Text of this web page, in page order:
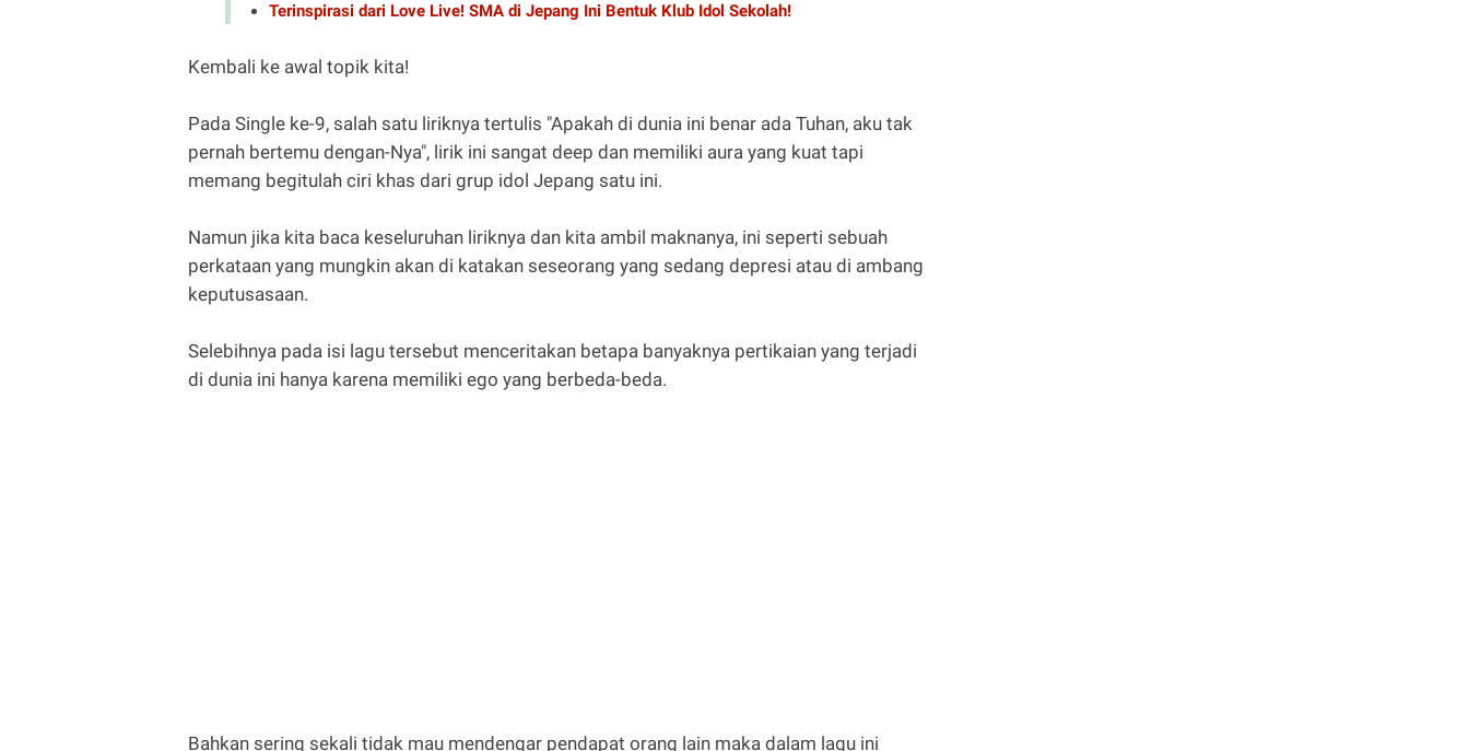
Terinspirasi dari Love Live! SMA di Jepang Ini Bentuk Klub Idol Sekolah!
Kembali ke awal topik kita!
Pada Single ke-9, salah satu liriknya tertulis "Apakah di dunia ini benar ada Tuhan, aku tak
pernah bertemu dengan-Nya", lirik ini sangat deep dan memiliki aura yang kuat tapi
memang begitulah ciri khas dari grup idol Jepang satu ini.
Namun jika kita baca keseluruhan liriknya dan kita ambil maknanya, ini seperti sebuah
perkataan yang mungkin akan di katakan seseorang yang sedang depresi atau di ambang
keputusasaan.
Selebihnya pada isi lagu tersebut menceritakan betapa banyaknya pertikaian yang terjadi
di dunia ini hanya karena memiliki ego yang berbeda-beda.
Bahkan sering sekali tidak mau mendengar pendapat orang lain maka dalam lagu ini